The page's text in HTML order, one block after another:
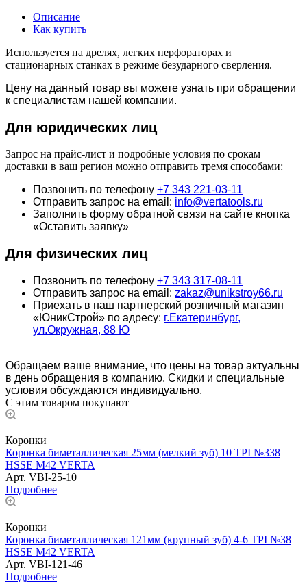
Описание
Как купить
Используется на дрелях, легких перфораторах и
стационарных станках в режиме безударного сверления.
Цену на данный товар вы можете узнать при обращении
к специалистам нашей компании.
Для юридических лиц
Запрос на прайс-лист и подробные условия по срокам
доставки в ваш регион можно отправить тремя способами:
Позвонить по телефону +7 343 221-03-11
Отправить запрос на email: info@vertatools.ru
Заполнить форму обратной связи на сайте кнопка
«Оставить заявку»
Для физических лиц
Позвонить по телефону +7 343 317-08-11
Отправить запрос на email: zakaz@unikstroy66.ru
Приехать в наш партнерский розничный магазин
«ЮникСтрой» по адресу: г.Екатеринбург,
ул.Окружная, 88 Ю
Обращаем ваше внимание, что цены на товар актуальны
в день обращения в компанию. Скидки и специальные
условия обсуждаются индивидуально.
С этим товаром покупают
Коронки
Коронка биметаллическая 25мм (мелкий зуб) 10 TPI №338
HSSE М42 VERTA
Арт. VBI-25-10
Подробнее
Коронки
Коронка биметаллическая 121мм (крупный зуб) 4-6 TPI №38
HSSE М42 VERTA
Арт. VBI-121-46
Подробнее